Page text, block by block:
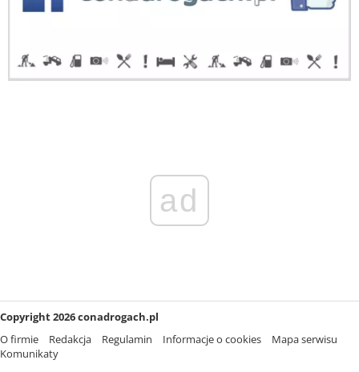
ad
Copyright 2026 conadrogach.pl
O firmie
Redakcja Regulamin Informacje o cookies
Mapa serwisu
Komunikaty